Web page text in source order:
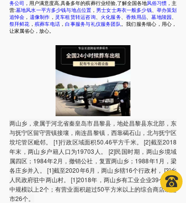
务公司
，用户满意度高,具备多年的殡葬行业经验,了解全国各地风俗习惯 ，主
营:墓地风水一平方多少钱与地点位置 ， 男士女士寿衣一般多少钱、 举办策划
追悼会 ， 遗像制作 ， 灵车租赁转运咨询、 火化服务、香烛用品 、墓地陵园
祭拜鲜花 ， 殡葬车电话 ，白事服务与礼仪服务团队
。我们服务细心，用心，
让家属省心，放心。
两山乡，隶属于河北省秦皇岛市昌黎县，地处昌黎县东北部，东
与抚宁区留守营镇接壤，南连昌黎镇，西靠碣石山，北与抚宁区
坟坨管区毗邻。 [1]行政区域面积50.46平方千米。 [2]截至2018
年末，两山乡户籍人口为19703人。 [2]民国时期，两山乡境域
属四区；1984年2月，撤销公社，复置两山乡；1988年1月，梁
各庄乡并入。 [1]截至2020年6月，两山乡辖16个行政村， [3]乡
人民政府驻中两山村。 [1]2018年，两山乡有工业企业39个，其
中规模以上2个；有营业面积超过50平方米以上的综合商店或超
市26个。